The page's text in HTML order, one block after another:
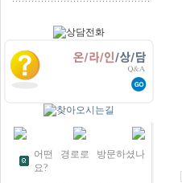
어떤 경로로 방문하셨나
요?